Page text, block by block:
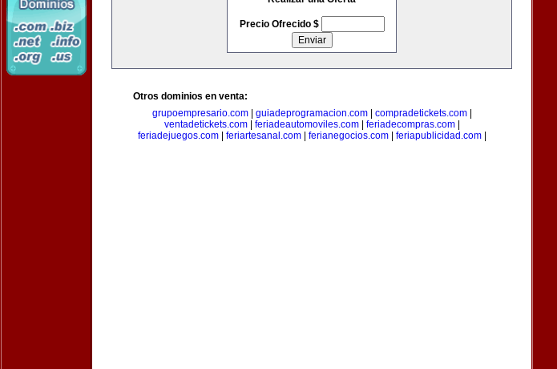
Precio Ofrecido $
Otros dominios en venta:
grupoempresario.com| guiadeprogramacion.com| compradetickets.com|
ventadetickets.com| feriadeautomoviles.com| feriadecompras.com|
feriadejuegos.com| feriartesanal.com| ferianegocios.com| feriapublicidad.com|